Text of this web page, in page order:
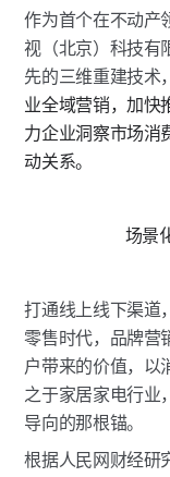
作为首个在不动产
视（北京）科技有
先的三维重建技术，
业全域营销，加快
力企业洞察市场消
动关系。
场景
打通线上线下渠道
零售时代，品牌营
户带来的价值，以
之于家居家电行业
导向的那根锚。
根据人民网财经研